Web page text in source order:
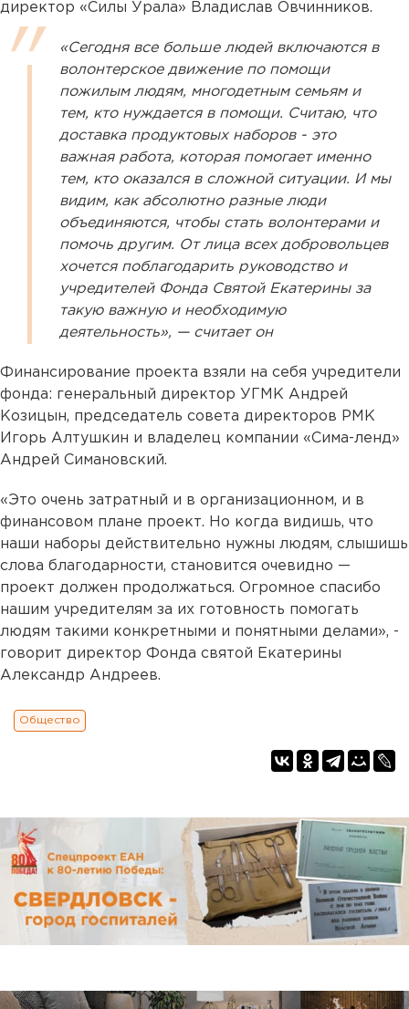
директор «Силы Урала» Владислав Овчинников.
«Сегодня все больше людей включаются в
волонтерское движение по помощи
пожилым людям, многодетным семьям и
тем, кто нуждается в помощи. Считаю, что
доставка продуктовых наборов - это
важная работа, которая помогает именно
тем, кто оказался в сложной ситуации. И мы
видим, как абсолютно разные люди
объединяются, чтобы стать волонтерами и
помочь другим. От лица всех добровольцев
хочется поблагодарить руководство и
учредителей Фонда Святой Екатерины за
такую важную и необходимую
деятельность», — считает он
Финансирование проекта взяли на себя учредители
фонда: генеральный директор УГМК Андрей
Козицын, председатель совета директоров РМК
Игорь Алтушкин и владелец компании «Сима-ленд»
Андрей Симановский.
«Это очень затратный и в организационном, и в
финансовом плане проект. Но когда видишь, что
наши наборы действительно нужны людям, слышишь
слова благодарности, становится очевидно —
проект должен продолжаться. Огромное спасибо
нашим учредителям за их готовность помогать
людям такими конкретными и понятными делами», -
говорит директор Фонда святой Екатерины
Александр Андреев.
Общество